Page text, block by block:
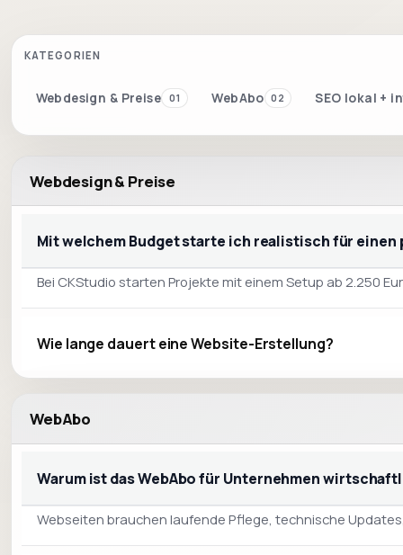
KATEGORIEN
Webdesign & Preise 01 WebAbo 02 SEO lokal +
Webdesign & Preise
Mit welchem Budget starte ich realistisch für
Bei CKStudio starten Projekte mit einem Setup ab 2.250
Wie lange dauert eine Website-Erstellung?
WebAbo
Warum ist das WebAbo für Unternehmen
Webseiten brauchen laufende Pflege, technische